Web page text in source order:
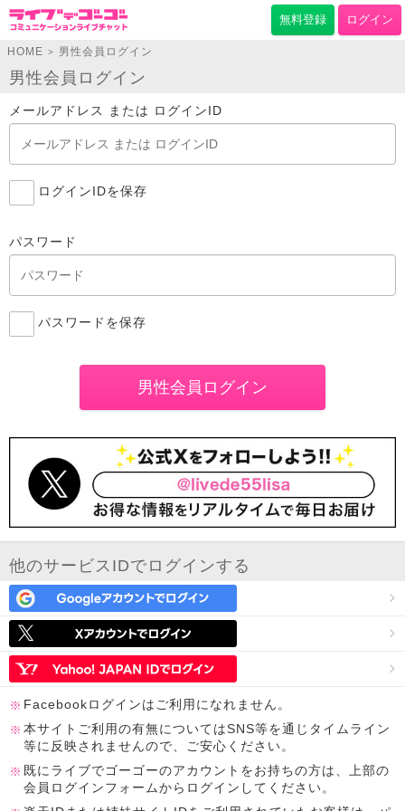
無料登録 ログイン
HOME > 男性会員ログイン
男性会員ログイン
メールアドレス または ログインID
ログインIDを保存
パスワード
パスワードを保存
他のサービスIDでログインする
Facebookログインはご利用になれません。
本サイトご利用の有無についてはSNS等を通じタイムライン
等に反映されませんので、ご安心ください。
既にライブでゴーゴーのアカウントをお持ちの方は、上部の
会員ログインフォームからログインしてください。